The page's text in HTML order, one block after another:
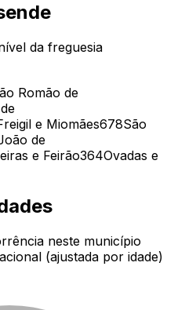
da freguesia
Romão de
e Miomães678São
de
e Feirão364Ovadas e
neste município
(ajustada por idade)